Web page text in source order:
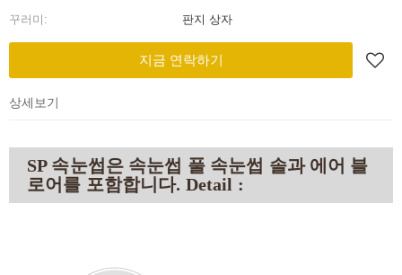
꾸러미:
판지 상자
지금 연락하기
상세보기
SP 속눈썹은 속눈썹 풀 속눈썹 솔과 에어 블
로어를 포함합니다. Detail :